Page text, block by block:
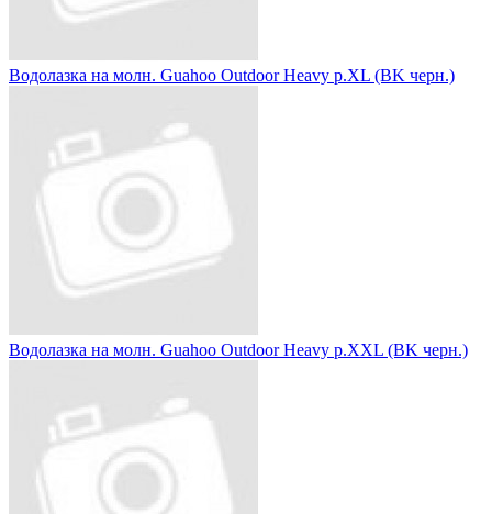
Водолазка на молн. Guahoo Outdoor Heavy р.XL (BK черн.)
Водолазка на молн. Guahoo Outdoor Heavy р.XXL (BK черн.)